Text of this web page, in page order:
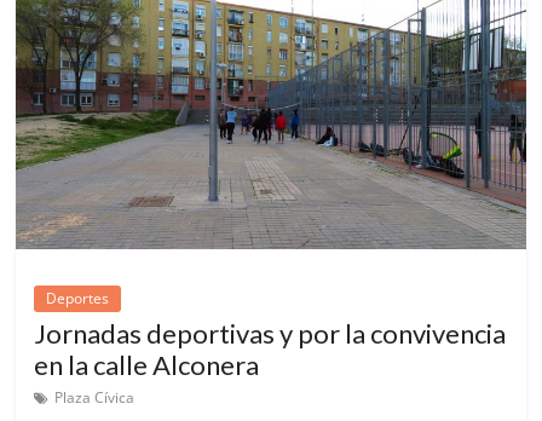
Deportes
Jornadas deportivas y por la convivencia
en la calle Alconera
Plaza Cívica